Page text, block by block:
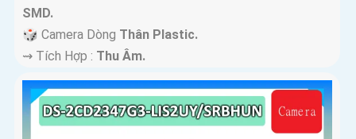
SMD.
🎲 Camera Dòng Thân Plastic.
️⇝ Tích Hợp : Thu Âm.